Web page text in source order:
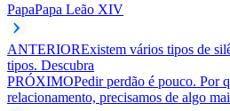
PapaPapa Leão XIV
ANTERIORExistem vários tipos de
tipos. Descubra
PRÓXIMOPedir perdão é pouco. Por
relacionamento, precisamos de algo